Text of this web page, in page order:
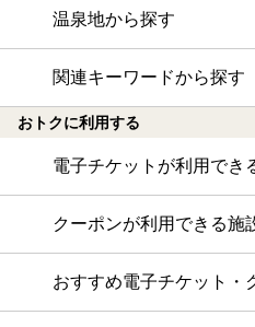
温泉地から探す
関連キーワードから探す
おトクに利用する
電子チケットが利用でき
クーポンが利用できる施
おすすめ電子チケット・